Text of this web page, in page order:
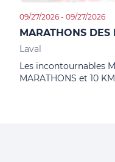
09/27/2026 - 09/27/2026
MARATHONS DES
Laval
Les incontournables
MARATHONS et 10